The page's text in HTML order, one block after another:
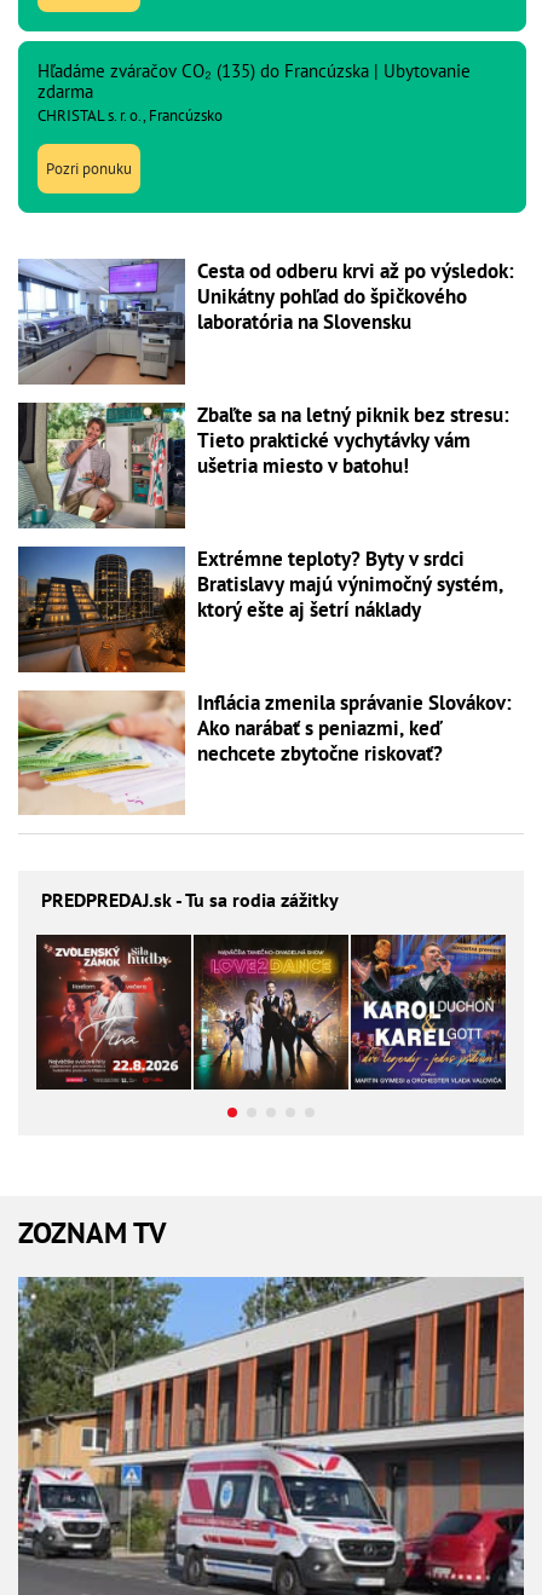
Hľadáme zváračov CO₂ (135) do Francúzska | Ubytovanie
zdarma
CHRISTAL s. r. o., Francúzsko
Pozri ponuku
Cesta od odberu krvi až po výsledok:
Unikátny pohľad do špičkového
laboratória na Slovensku
Zbaľte sa na letný piknik bez stresu:
Tieto praktické vychytávky vám
ušetria miesto v batohu!
Extrémne teploty? Byty v srdci
Bratislavy majú výnimočný systém,
ktorý ešte aj šetrí náklady
Inflácia zmenila správanie Slovákov:
Ako narábať s peniazmi, keď
nechcete zbytočne riskovať?
PREDPREDAJ.sk - Tu sa rodia zážitky
ZOZNAM TV